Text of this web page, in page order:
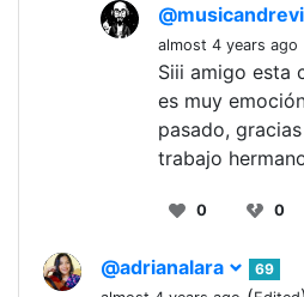
almost 4 years ago
Siii amigo esta
es muy
pasado,
trabajo
0 0
@adrianalara
69